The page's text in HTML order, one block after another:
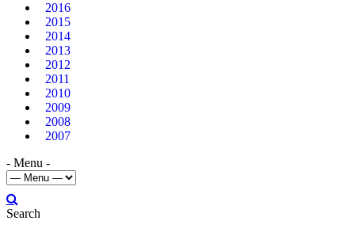
2016
2015
2014
2013
2012
2011
2010
2009
2008
2007
- Menu -
Search